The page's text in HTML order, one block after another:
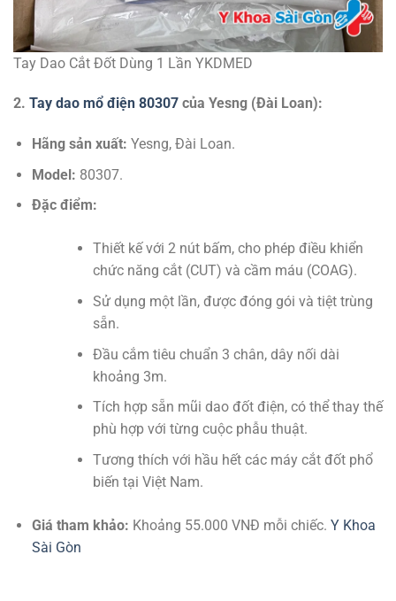
Tay Dao Cắt Đốt Dùng 1 Lần YKDMED
2. Tay dao mổ điện 80307 của Yesng (Đài Loan):
Hãng sản xuất: Yesng, Đài Loan.
Model: 80307.
Đặc điểm:
Thiết kế với 2 nút bấm, cho phép điều khiển
chức năng cắt (CUT) và cầm máu (COAG).
Sử dụng một lần, được đóng gói và tiệt trùng
sẵn.
Đầu cắm tiêu chuẩn 3 chân, dây nối dài
khoảng 3m.
Tích hợp sẵn mũi dao đốt điện, có thể thay thế
phù hợp với từng cuộc phẫu thuật.
Tương thích với hầu hết các máy cắt đốt phổ
biến tại Việt Nam.
Giá tham khảo: Khoảng 55.000 VNĐ mỗi chiếc. Y Khoa
Sài Gòn